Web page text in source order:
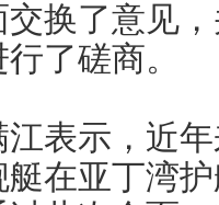
交换了意见
了磋商。
江表示，近
艇在亚丁湾